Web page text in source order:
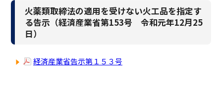
火薬類取締法の適用を受けない火工品を指定す
る告示（経済産業省第153号 令和元年12月25
日）
経済産業省告示第１５３号